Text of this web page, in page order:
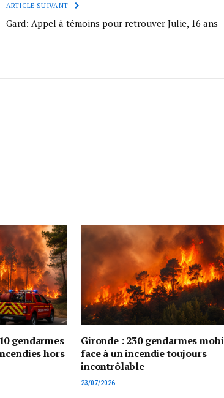
ARTICLE SUIVANT
Gard: Appel à témoins pour retrouver Julie, 16 ans
gendarmes
hors
Gironde : 230 gendarmes
face à un incendie toujours
incontrôlable
23/07/2026